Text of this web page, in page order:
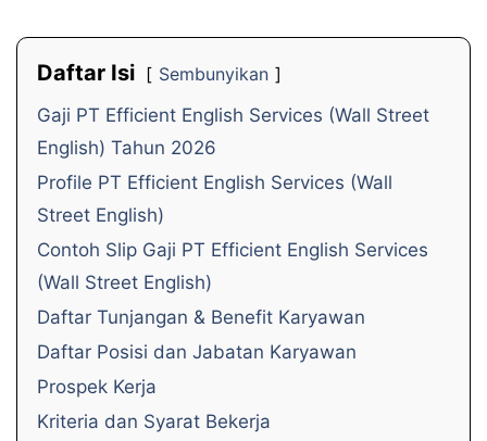
Daftar Isi
Sembunyikan
Gaji PT Efficient English Services (Wall Street
English) Tahun 2026
Profile PT Efficient English Services (Wall
Street English)
Contoh Slip Gaji PT Efficient English Services
(Wall Street English)
Daftar Tunjangan & Benefit Karyawan
Daftar Posisi dan Jabatan Karyawan
Prospek Kerja
Kriteria dan Syarat Bekerja